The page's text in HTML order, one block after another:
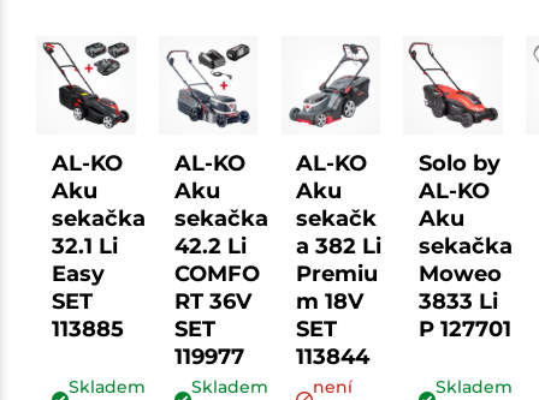
AL-KO
Aku
sekačka
32.1 Li
Easy
SET
113885
Skladem
AL-KO
Aku
sekačka
42.2 Li
COMFO
RT 36V
SET
119977
Skladem
AL-KO
Aku
sekačk
a 382 Li
Premiu
m 18V
SET
113844
není
Solo by
AL-KO
Aku
sekačka
Moweo
3833 Li
P 127701
Skladem